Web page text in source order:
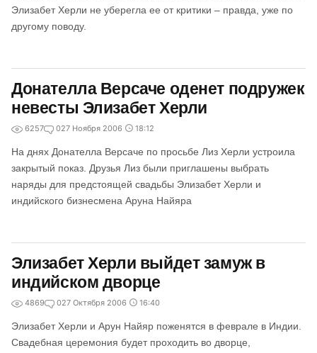
Элизабет Херли не уберегла ее от критики – правда, уже по
другому поводу.
Донателла Версаче оденет подружек
невесты Элизабет Херли
6257 027 Ноября 2006 18:12
На днях Донателла Версаче по просьбе Лиз Херли устроила
закрытый показ. Друзья Лиз были приглашены выбрать
наряды для предстоящей свадьбы Элизабет Херли и
индийского бизнесмена Аруна Найяра
Элизабет Херли выйдет замуж в
индийском дворце
4869 027 Октября 2006 16:40
Элизабет Херли и Арун Найяр поженятся в феврале в Индии.
Свадебная церемония будет проходить во дворце,